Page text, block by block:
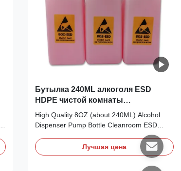
Бутылка 240ML алкоголя ESD
HDPE чистой комнаты
пластиковая
High Quality 8OZ (about 240ML) Alcohol
Dispenser Pump Bottle Cleanroom ESD
Plastic Alcohol Bottle ESD Alcohol Bottle
Specifications: Size 8OZ/or 4OZ/6OZ
customized Material HDPE Color Pink,
Лучшая цена